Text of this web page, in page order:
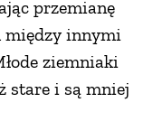
przemianę
między innymi
ziemniaki
stare i są mniej